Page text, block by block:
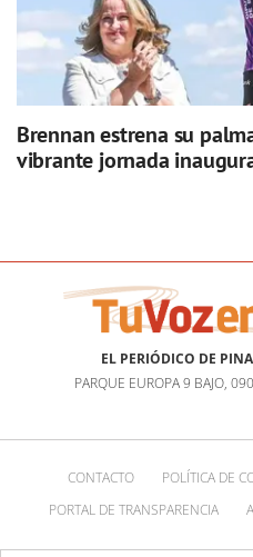
Brennan estrena su
vibrante jornada
EL PERIÓDICO DE
PARQUE EUROPA 9 BAJO,
CONTACTO POLÍTICA DE
PORTAL DE TRANSPARENCIA